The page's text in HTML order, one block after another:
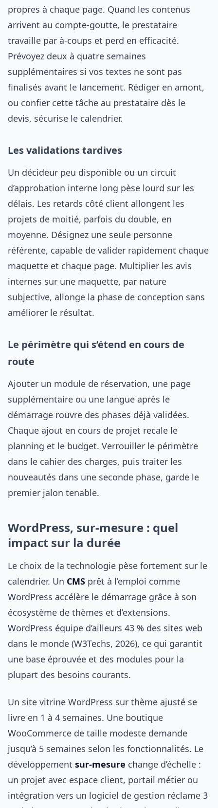
propres à chaque page. Quand les contenus
arrivent au compte-goutte, le prestataire
travaille par à-coups et perd en efficacité.
Prévoyez deux à quatre semaines
supplémentaires si vos textes ne sont pas
finalisés avant le lancement. Rédiger en amont,
ou confier cette tâche au prestataire dès le
devis, sécurise le calendrier.
Les validations tardives
Un décideur peu disponible ou un circuit
d’approbation interne long pèse lourd sur les
délais. Les retards côté client allongent les
projets de moitié, parfois du double, en
moyenne. Désignez une seule personne
référente, capable de valider rapidement chaque
maquette et chaque page. Multiplier les avis
internes sur une maquette, par nature
subjective, allonge la phase de conception sans
améliorer le résultat.
Le périmètre qui s’étend en cours de
route
Ajouter un module de réservation, une page
supplémentaire ou une langue après le
démarrage rouvre des phases déjà validées.
Chaque ajout en cours de projet recale le
planning et le budget. Verrouiller le périmètre
dans le cahier des charges, puis traiter les
nouveautés dans une seconde phase, garde le
premier jalon tenable.
WordPress, sur-mesure : quel
impact sur la durée
Le choix de la technologie pèse fortement sur le
calendrier. Un CMS prêt à l’emploi comme
WordPress accélère le démarrage grâce à son
écosystème de thèmes et d’extensions.
WordPress équipe d’ailleurs 43 % des sites web
dans le monde (W3Techs, 2026), ce qui garantit
une base éprouvée et des modules pour la
plupart des besoins courants.
Un site vitrine WordPress sur thème ajusté se
livre en 1 à 4 semaines. Une boutique
WooCommerce de taille modeste demande
jusqu’à 5 semaines selon les fonctionnalités. Le
développement sur-mesure change d’échelle :
un projet avec espace client, portail métier ou
intégration vers un logiciel de gestion réclame 3